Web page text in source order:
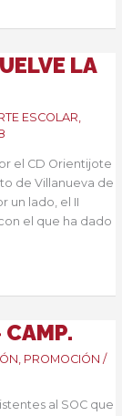
LA
ESCOLAR,
el CD Orientijote
de Villanueva de
un lado, el II
el que ha dado
CAMP.
PROMOCIÓN /
al SOC que